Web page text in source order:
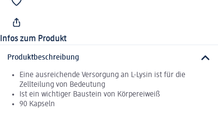
Infos zum Produkt
Produktbeschreibung
Eine ausreichende Versorgung an L-Lysin ist für die
Zellteilung von Bedeutung
Ist ein wichtiger Baustein von Körpereiweiß
90 Kapseln